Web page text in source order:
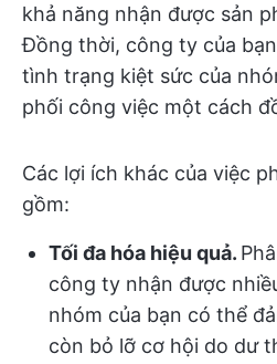
khả năng nhận được sản
Đồng thời, công ty của
tình trạng kiệt sức của
phối công việc một cách
Các lợi ích khác của việc
gồm:
Tối đa hóa hiệu quả.
công ty nhận được
nhóm của bạn có thể
còn bỏ lỡ cơ hội do dư